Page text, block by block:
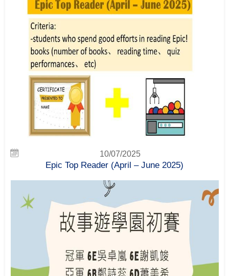
10/07/2025
Epic Top Reader (April – June 2025)